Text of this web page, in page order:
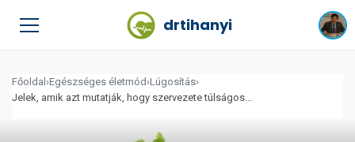
drtihanyi
Főoldal ›Egészséges életmód ›Lúgosítás›
Jelek, amik azt mutatják, hogy szervezete túlságos...